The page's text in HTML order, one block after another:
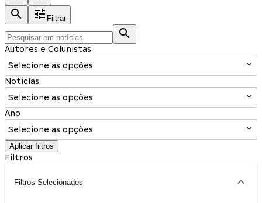
Filtrar
Autores e Colunistas
Selecione as opções
Notícias
Selecione as opções
Ano
Selecione as opções
Aplicar filtros
Filtros
Filtros Selecionados